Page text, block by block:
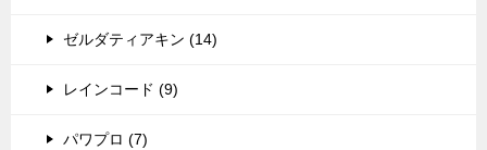
ゼルダティアキン (14)
レインコード (9)
パワプロ (7)